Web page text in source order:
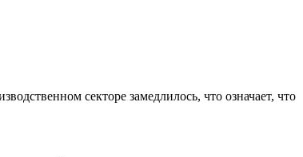
секторе замедлилось, что означает, что